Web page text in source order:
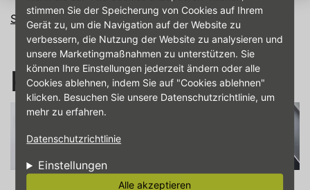
stimmen Sie der Speicherung von Cookies auf Ihrem
Gerät zu, um die Navigation auf der Website zu
verbessern, die Nutzung der Website zu analysieren und
unsere Marketingmaßnahmen zu unterstützen. Sie
können Ihre Einstellungen jederzeit ändern oder alle
Cookies ablehnen, indem Sie auf "Cookies ablehnen"
klicken. Besuchen Sie unsere Datenschutzrichtlinie, um
mehr zu erfahren.
Datenschutzrichtlinie
Einstellungen
Alle akzeptieren
Startseite Klimaservice
Klimaservice